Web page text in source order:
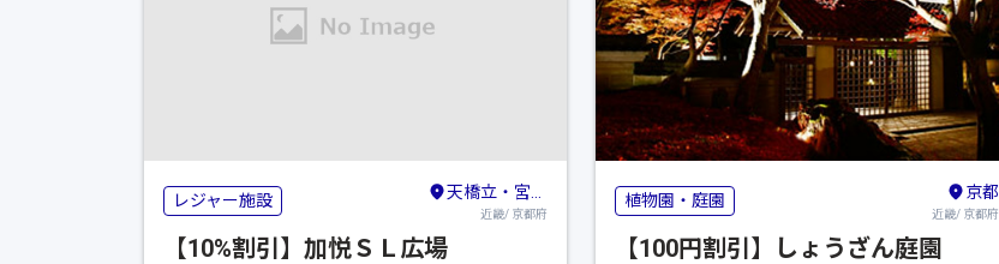
レジャー施設 天橋立・宮津・舞鶴・丹後・久美浜
近畿/ 京都府
【10%割引】加悦ＳＬ広場
植物園・庭園 京都
近畿/ 京都府
【100円割引】しょうざん庭園